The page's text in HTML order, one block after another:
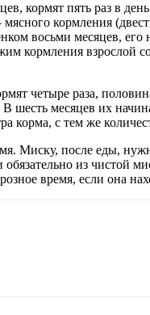
кормят пять раз в
кормления
восьми месяцев,
кормления
четыре раза,
шесть месяцев их
корма, с тем же
Миску, после еды,
из чистой
время, если она